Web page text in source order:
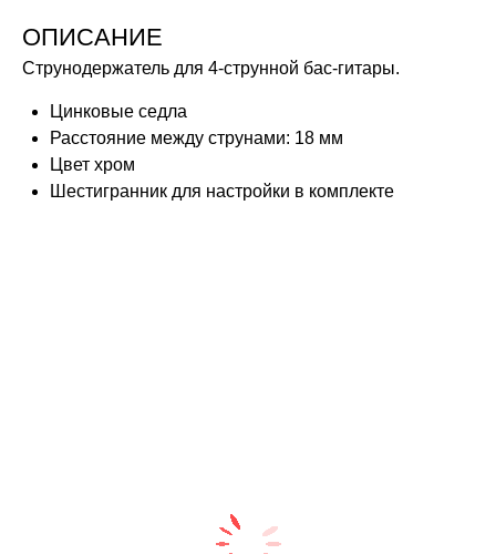
ОПИСАНИЕ
Струнодержатель для 4-струнной бас-гитары.
Цинковые седла
Расстояние между струнами: 18 мм
Цвет хром
Шестигранник для настройки в комплекте